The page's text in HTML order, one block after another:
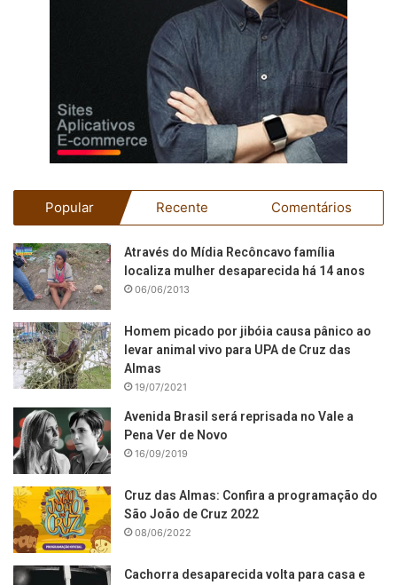
Popular Recente Comentários
Através do Mídia Recôncavo família
localiza mulher desaparecida há 14 anos
06/06/2013
Homem picado por jibóia causa pânico ao
levar animal vivo para UPA de Cruz das
Almas
19/07/2021
Avenida Brasil será reprisada no Vale a
Pena Ver de Novo
16/09/2019
Cruz das Almas: Confira a programação do
São João de Cruz 2022
08/06/2022
Cachorra desaparecida volta para casa e